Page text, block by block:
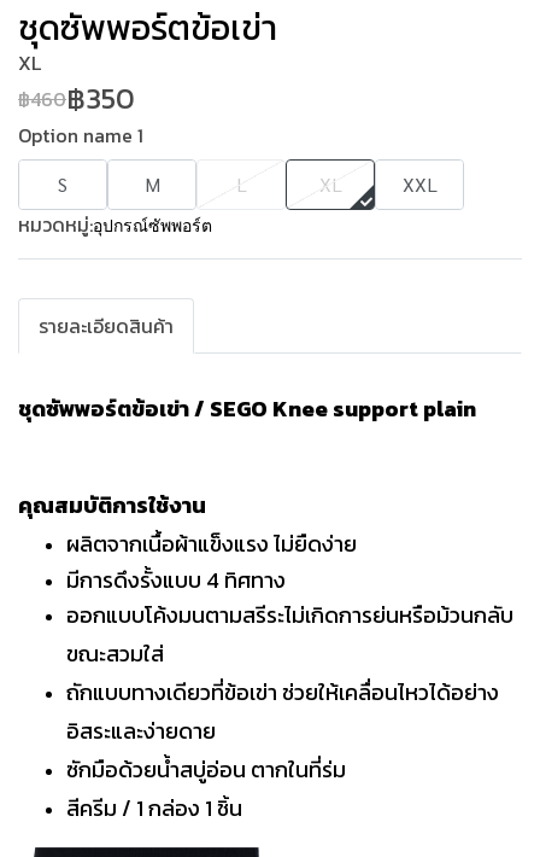
ชุดซัพพอร์ตข้อเข่า
XL
฿460฿350
Option name 1
S M L XL XXL
หมวดหมู่:อุปกรณ์ซัพพอร์ต
รายละเอียดสินค้า
ชุดซัพพอร์ตข้อเข่า / SEGO Knee support plain
คุณสมบัติการใช้งาน
ผลิตจากเนื้อผ้าแข็งแรง ไม่ยืดง่าย
มีการดึงรั้งแบบ 4 ทิศทาง
ออกแบบโค้งมนตามสรีระไม่เกิดการย่นหรือม้วนกลับ
ขณะสวมใส่
ถักแบบทางเดียวที่ข้อเข่า ช่วยให้เคลื่อนไหวได้อย่าง
อิสระและง่ายดาย
ซักมือด้วยน้ำสบู่อ่อน ตากในที่ร่ม
สีครีม / 1 กล่อง 1 ชิ้น